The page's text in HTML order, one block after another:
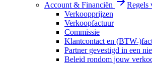
Account & Financiën
Regels
Verkoopprijzen
Verkoopfactuur
Commissie
Klantcontact en (BTW-
Partner gevestigd in een
Beleid rondom jouw